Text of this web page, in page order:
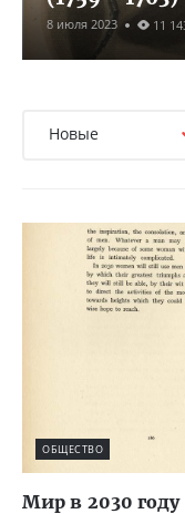
8 июля 2023 11
Новые
ОБЩЕСТВО
Мир в 2030